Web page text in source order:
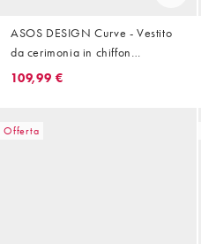
ASOS DESIGN Curve - Vestito
da cerimonia in chiffon
trasparente blu con mantella e
109,99 €
Offerta